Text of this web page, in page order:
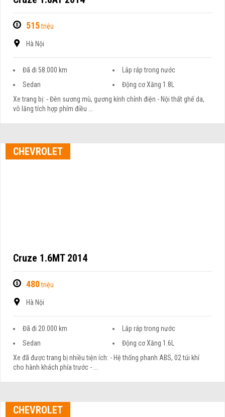
515triệu
Hà Nội
Đã đi 58.000 km
Lắp ráp trong nước
Sedan
Động cơ Xăng 1.8L
Xe trang bị: - Đèn sương mù, gương kính chỉnh điện - Nội thất ghế da,
vô lăng tích hợp phím điều ...
CHEVROLET
Cruze 1.6MT 2014
480triệu
Hà Nội
Đã đi 20.000 km
Lắp ráp trong nước
Sedan
Động cơ Xăng 1.6L
Xe đã được trang bị nhiều tiện ích: - Hệ thống phanh ABS, 02 túi khí
cho hành khách phía trước - ...
CHEVROLET